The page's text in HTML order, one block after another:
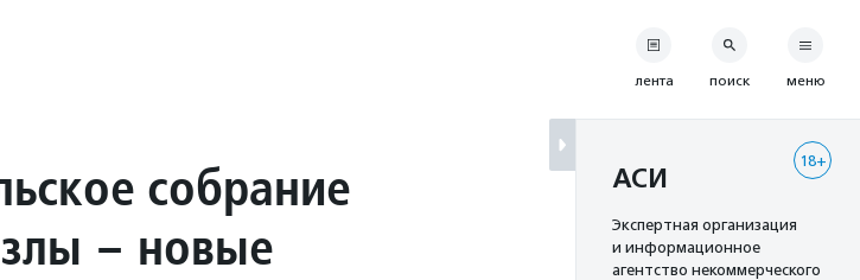
собрание
– новые
лента поиск меню
18+
АСИ
Экспертная организация
и информационное
агентство некоммерческого